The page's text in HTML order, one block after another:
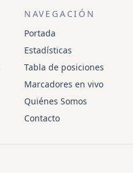
NAVEGACIÓN
Portada
Estadísticas
Tabla de posiciones
Marcadores en vivo
Quiénes Somos
Contacto